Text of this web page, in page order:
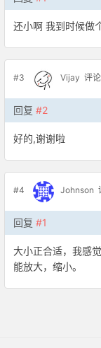
还小啊 我到时候做
#3 Vijay 评
回复 #2
好的,谢谢啦
#4 Johnson
回复 #1
大小正合适，我感
能放大，缩小。